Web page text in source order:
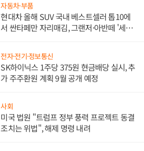
자동차·부품
현대차 올해 SUV 국내 베스트셀러 톱10에
서 싼타페만 자리매김, 그랜저·아반떼 '세단
전자·전기·정보통신
SK하이닉스 1주당 375원 현금배당 실시, 추
가 주주환원 계획 9월 공개 예정
사회
미국 법원 "트럼프 정부 풍력 프로젝트 동결
조치는 위법", 해제 명령 내려